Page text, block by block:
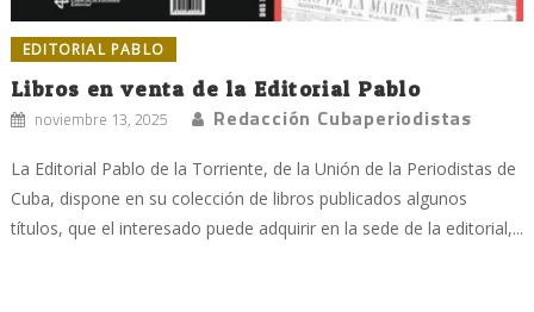
EDITORIAL PABLO
Libros en venta de la Editorial Pablo
noviembre 13, 2025 Redacción Cubaperiodistas
La Editorial Pablo de la Torriente, de la Unión de la Periodistas de
Cuba, dispone en su colección de libros publicados algunos
títulos, que el interesado puede adquirir en la sede de la editorial,...